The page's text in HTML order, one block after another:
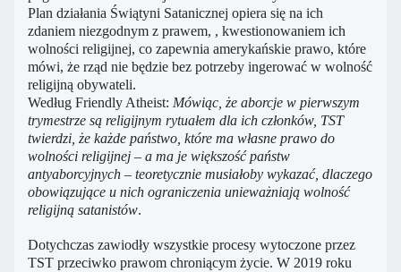
Plan działania Świątyni Satanicznej opiera się na ich
zdaniem niezgodnym z prawem, , kwestionowaniem ich
wolności religijnej, co zapewnia amerykańskie prawo, które
mówi, że rząd nie będzie bez potrzeby ingerować w wolność
religijną obywateli.
Według Friendly Atheist: Mówiąc, że aborcje w pierwszym
trymestrze są religijnym rytuałem dla ich członków, TST
twierdzi, że każde państwo, które ma własne prawo do
wolności religijnej – a ma je większość państw
antyaborcyjnych – teoretycznie musiałoby wykazać, dlaczego
obowiązujące u nich ograniczenia unieważniają wolność
religijną satanistów.
Dotychczas zawiodły wszystkie procesy wytoczone przez
TST przeciwko prawom chroniącym życie. W 2019 roku